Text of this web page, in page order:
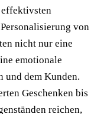
effektivsten
von
nicht nur eine
emotionale
und dem Kunden.
Geschenken bis
reichen,